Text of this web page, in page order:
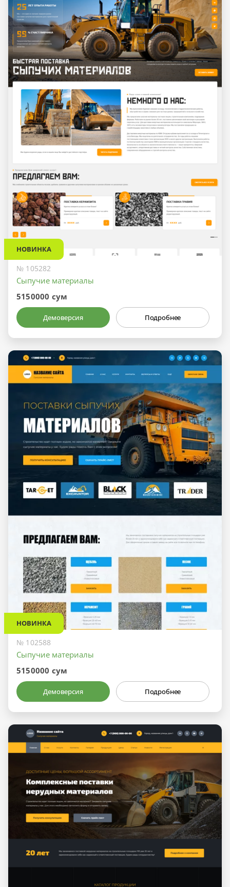
НОВИНКА
№ 105282
Сыпучие материалы
5150000 сум
Демоверсия Подробнее
НОВИНКА
№ 102588
Сыпучие материалы
5150000 сум
Демоверсия Подробнее